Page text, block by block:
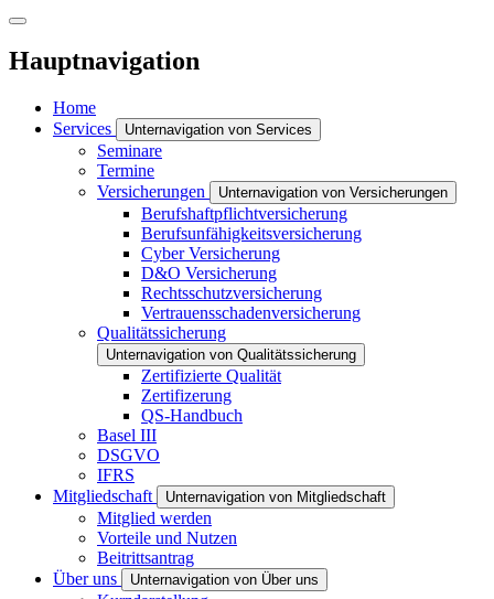
Hauptnavigation
Home
Services
Unternavigation von Services
Seminare
Termine
Versicherungen
Unternavigation von Versicherungen
Berufshaftpflichtversicherung
Berufsunfähigkeitsversicherung
Cyber Versicherung
D&O Versicherung
Rechtsschutzversicherung
Vertrauensschadenversicherung
Qualitätssicherung
Unternavigation von Qualitätssicherung
Zertifizierte Qualität
Zertifizerung
QS-Handbuch
Basel III
DSGVO
IFRS
Mitgliedschaft
Unternavigation von Mitgliedschaft
Mitglied werden
Vorteile und Nutzen
Beitrittsantrag
Über uns
Unternavigation von Über uns